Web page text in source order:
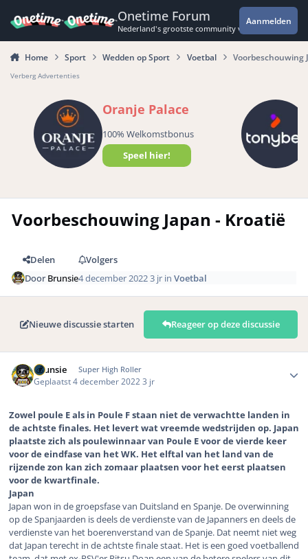
Onetime Forum
Nederland's grootste community voor de
Aanmelden
Home Sport Wedden op Sport Voetbal Voorbeschouwing
Verberg Advertenties
Oranje Palace
100% Welkomstbonus
Speel hier!
Voorbeschouwing Japan - Kroatië
Delen
Volgers
DoorBrunsie4 december 20223 jr inVoetbal
Nieuwe discussie starten Reageer op deze discussie
Brunsie Super High Roller
Geplaatst4 december 2022 3 jr
Zowel poule E als in Poule F staan niet de verwachtte landen in
de achtste finales. Het levert wat vreemde wedstrijden op. Japan
plaatste zich als poulewinnaar van Poule E voor de vierde keer
voor de eindfase van het WK. Het elftal van het land van de
rijzende zon kan zich zomaar plaatsen voor het eerst plaatsen
voor de kwartfinale.
Japan
Japan won in de groepsfase van Duitsland en Spanje. De overwinning
op de Spanjaarden is deels de verdienste van de Japanners en deels de
verdienste van het boerenverstand van de Spanje. Dat neemt niet weg
dat Japan terecht in de achtste finale staat. Het is een goed voetballend